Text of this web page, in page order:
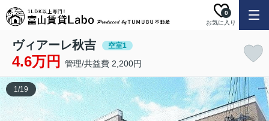
お気に入り
0
ヴィアーレ秋吉 空室1
4.6万円 管理/共益費 2,200円
1/19